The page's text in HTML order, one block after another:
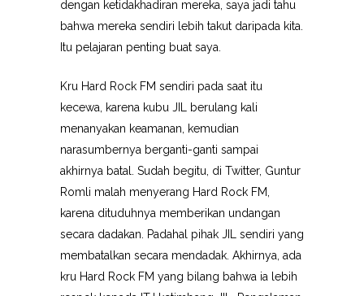
dengan ketidakhadiran mereka, saya jadi tahu
bahwa mereka sendiri lebih takut daripada kita.
Itu pelajaran penting buat saya.
Kru Hard Rock FM sendiri pada saat itu
kecewa, karena kubu JIL berulang kali
menanyakan keamanan, kemudian
narasumbernya berganti-ganti sampai
akhirnya batal. Sudah begitu, di Twitter, Guntur
Romli malah menyerang Hard Rock FM,
karena dituduhnya memberikan undangan
secara dadakan. Padahal pihak JIL sendiri yang
membatalkan secara mendadak. Akhirnya, ada
kru Hard Rock FM yang bilang bahwa ia lebih